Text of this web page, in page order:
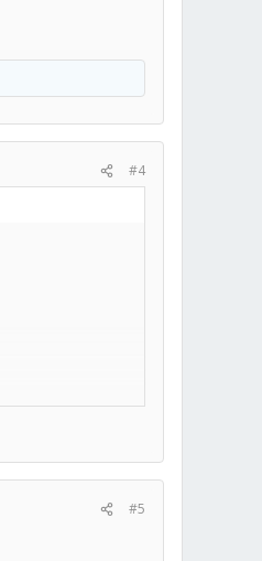
#4
#5